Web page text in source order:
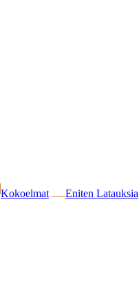
Kokoelmat Eniten Latauksia